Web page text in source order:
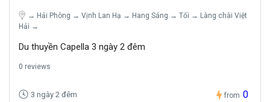
→ Hải Phòng → Vịnh Lan Hạ → Hang Sáng → Tối → Làng chài Việt
Hải →
Du thuyền Capella 3 ngày 2 đêm
0 reviews
3 ngày 2 đêm from 0